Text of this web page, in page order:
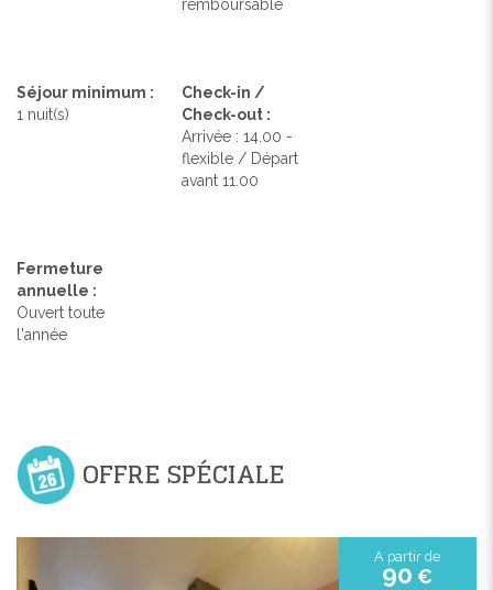
remboursable
Séjour minimum :
1 nuit(s)
Check-in /
Check-out :
Arrivée : 14.00 -
flexible / Départ
avant 11.00
Fermeture
annuelle :
Ouvert toute
l'année
OFFRE SPÉCIALE
A partir de
90 €